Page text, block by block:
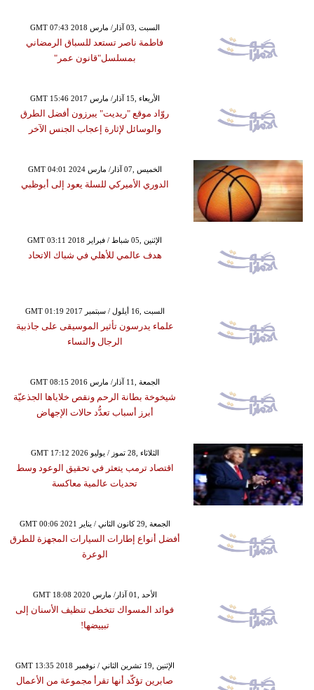
GMT 07:43 2018 السبت ,03 آذار/ مارس
فاطمة ناصر تستعد للسباق الرمضاني
بمسلسل"قانون عمر"
GMT 15:46 2017 الأربعاء ,15 آذار/ مارس
روّاد موقع "ريديت" يبرزون أفضل الطرق
والوسائل لإثارة إعجاب الجنس الآخر
GMT 04:01 2024 الخميس ,07 آذار/ مارس
الدوري الأميركي للسلة يعود إلى أبوظبي
GMT 03:11 2018 الإثنين ,05 شباط / فبراير
هدف عالمي للأهلي في شباك الاتحاد
GMT 01:19 2017 السبت ,16 أيلول / سبتمبر
علماء يدرسون تأثير الموسيقى على جاذبية
الرجال والنساء
GMT 08:15 2016 الجمعة ,11 آذار/ مارس
شيخوخة بطانة الرحم ونقص خلاياها الجذعيّة
أبرز أسباب تعدُّد حالات الإجهاض
GMT 17:12 2026 الثلاثاء ,28 تموز / يوليو
اقتصاد ترمب يتعثر في تحقيق الوعود وسط
تحديات عالمية معاكسة
GMT 00:06 2021 الجمعة ,29 كانون الثاني / يناير
أفضل أنواع إطارات السيارات المجهزة للطرق
الوعرة
GMT 18:08 2020 الأحد ,01 آذار/ مارس
فوائد المسواك تتخطى تنظيف الأسنان إلى
تبييضها!
GMT 13:35 2018 الإثنين ,19 تشرين الثاني / نوفمبر
صابرين تؤكّد أنها تقرأ مجموعة من الأعمال